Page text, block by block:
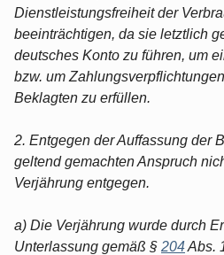
Dienstleistungsfreiheit der
beeinträchtigen, da sie letztlich
deutsches Konto zu führen, um
bzw. um
Beklagten zu erfüllen.
2. Entgegen der Auffassung der
geltend gemachten Anspruch
Verjährung entgegen.
a) Die Verjährung wurde durch
Unterlassung gemäß § 204Abs.